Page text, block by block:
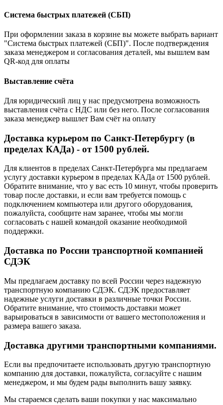
Система быстрых платежей (СБП)
При оформлении заказа в корзине вы можете выбрать вариант
"Система быстрых платежей (СБП)". После подтверждения
заказа менеджером и согласования деталей, мы вышлем вам
QR-код для оплаты
Выставление счёта
Для юридический лиц у нас предусмотрена возможность
выставления счёта с НДС или без него. После согласования
заказа менеджер вышлет Вам счёт на оплату
Доставка курьером по Санкт-Петербургу (в
пределах КАДа) - от 1500 рублей.
Для клиентов в пределах Санкт-Петербурга мы предлагаем
услугу доставки курьером в пределах КАДа от 1500 рублей.
Обратите внимание, что у вас есть 10 минут, чтобы проверить
товар после доставки, и если вам требуется помощь с
подключением компьютера или другого оборудования,
пожалуйста, сообщите нам заранее, чтобы мы могли
согласовать с нашей командой оказание необходимой
поддержки.
Доставка по России транспортной компанией
СДЭК
Мы предлагаем доставку по всей России через надежную
транспортную компанию СДЭК. СДЭК предоставляет
надежные услуги доставки в различные точки России.
Обратите внимание, что стоимость доставки может
варьироваться в зависимости от вашего местоположения и
размера вашего заказа.
Доставка другими транспортными компаниями.
Если вы предпочитаете использовать другую транспортную
компанию для доставки, пожалуйста, согласуйте с нашим
менеджером, и мы будем рады выполнить вашу заявку.
Мы стараемся сделать ваши покупки у нас максимально